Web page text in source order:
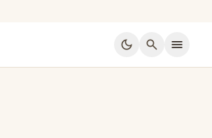
dark_mode search menu